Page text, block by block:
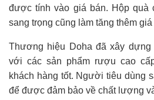
được tính vào giá bán. Hộp quà
sang trọng cũng làm tăng thêm
Thương hiệu Doha đã xây dựng
với các sản phẩm rượu cao
khách hàng tốt. Người tiêu dùng
để được đảm bảo về chất lượng